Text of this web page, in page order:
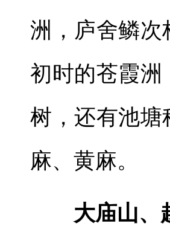
洲，庐舍鳞次
初时的苍霞洲
树，还有池塘
麻、黄麻。
大庙山、